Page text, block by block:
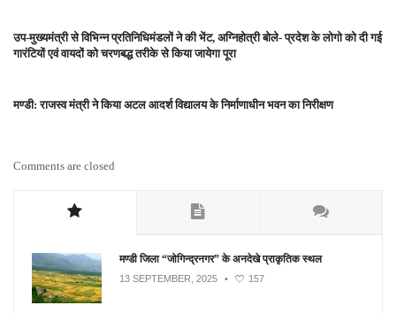
उप-मुख्यमंत्री से विभिन्न प्रतिनिधिमंडलों ने की भेंट, अग्निहोत्री बोले- प्रदेश के लोगो को दी गई
गारंटियों एवं वायदों को चरणबद्ध तरीके से किया जायेगा पूरा
मण्डी: राजस्व मंत्री ने किया अटल आदर्श विद्यालय के निर्माणाधीन भवन का निरीक्षण
Comments are closed
मण्डी जिला “जोगिन्द्रनगर” के अनदेखे प्राकृतिक स्थल
13 SEPTEMBER, 2025 • 157